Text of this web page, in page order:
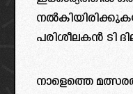
പരിശീലകൻ ടി
നാളെത്തെ